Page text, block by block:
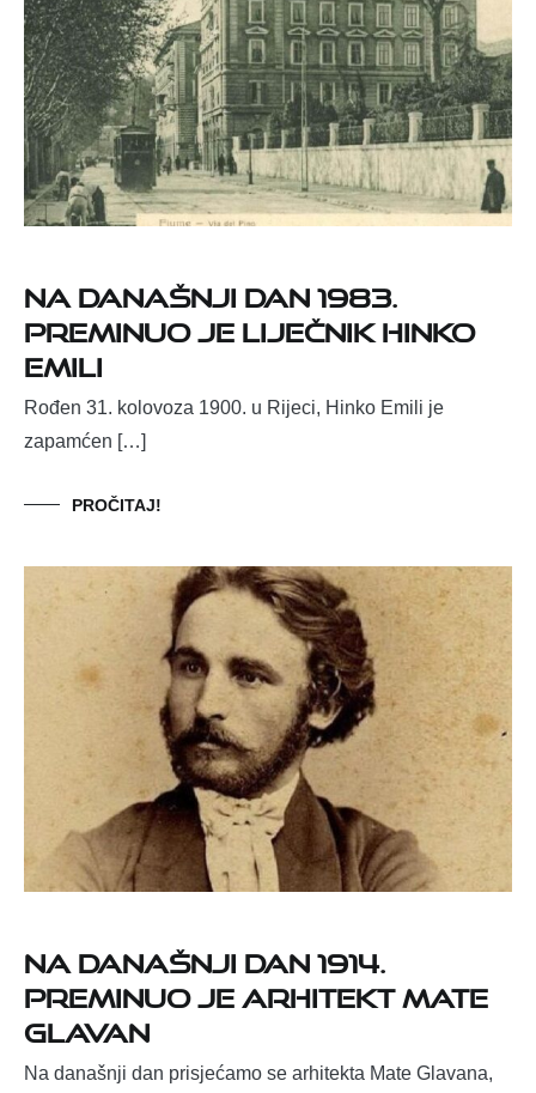
Na današnji dan 1983.
preminuo je liječnik Hinko
Emili
Rođen 31. kolovoza 1900. u Rijeci, Hinko Emili je
zapamćen […]
PROČITAJ!
Na današnji dan 1914.
preminuo je arhitekt Mate
Glavan
Na današnji dan prisjećamo se arhitekta Mate Glavana,